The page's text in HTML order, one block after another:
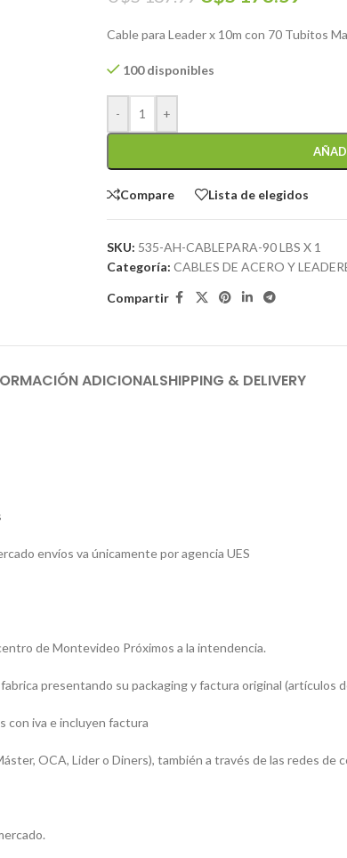
Cable para Leader x 10m con 70 Tubitos
100 disponibles
- +
Compare Lista de elegidos
SKU: 535-AH-CABLEPARA-90 LBS X 1
Categoría: CABLES DE ACERO Y
Compartir
ADICIONALSHIPPING & DELIVERY
envíos va únicamente por agencia UES
de Montevideo Próximos a la intendencia.
presentando su packaging y factura original (artículos
con iva e incluyen factura
OCA, Lider o Diners), también a través de las redes de